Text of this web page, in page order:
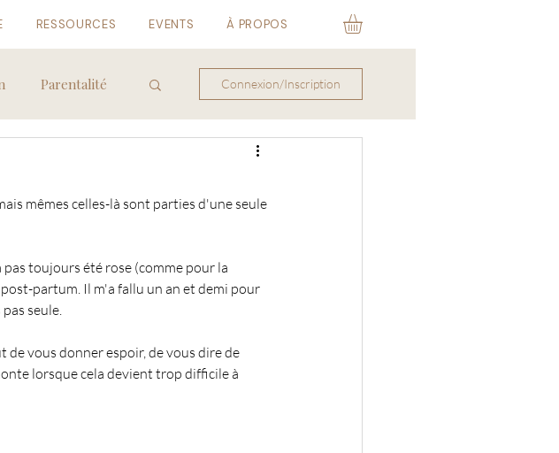
RESSOURCES EVENTS À PROPOS
Parentalité Connexion/Inscription
mêmes celles-là sont parties d'une seule
toujours été rose (comme pour la
partum. Il m'a fallu un an et demi pour
seule.
vous donner espoir, de vous dire de
lorsque cela devient trop difficile à